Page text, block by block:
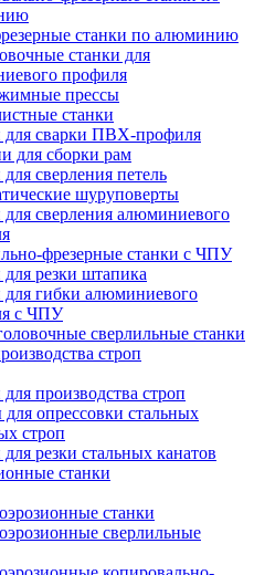
станки по алюминию
станки для
профиля
прессы
станки
для сварки ПВХ-профиля
для сборки рам
сверления петель
шуруповерты
сверления алюминиевого
фрезерные станки с ЧПУ
резки штапика
для гибки алюминиевого
с ЧПУ
сверлильные станки
строп
производства строп
опрессовки стальных
строп
резки стальных канатов
станки
станки
сверлильные